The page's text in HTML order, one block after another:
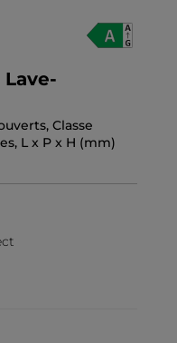
Classe
L x P x H (mm)